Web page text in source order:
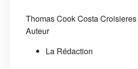
Thomas CookCosta Croisieres
Auteur
La Rédaction